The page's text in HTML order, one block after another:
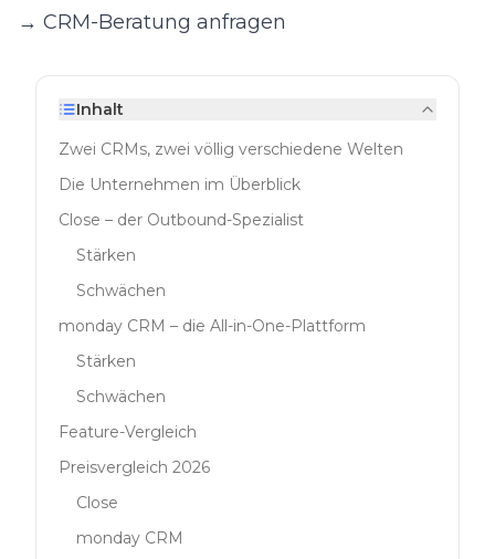
→ CRM-Beratung anfragen
Inhalt
Zwei CRMs, zwei völlig verschiedene Welten
Die Unternehmen im Überblick
Close – der Outbound-Spezialist
Stärken
Schwächen
monday CRM – die All-in-One-Plattform
Stärken
Schwächen
Feature-Vergleich
Preisvergleich 2026
Close
monday CRM